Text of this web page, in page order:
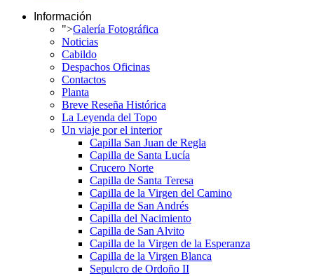
Información
">Galería Fotográfica
Noticias
Cabildo
Despachos Oficinas
Contactos
Planta
Breve Reseña Histórica
La Leyenda del Topo
Un viaje por el interior
Capilla San Juan de Regla
Capilla de Santa Lucía
Crucero Norte
Capilla de Santa Teresa
Capilla de la Virgen del Camino
Capilla de San Andrés
Capilla del Nacimiento
Capilla de San Alvito
Capilla de la Virgen de la Esperanza
Capilla de la Virgen Blanca
Sepulcro de Ordoño II